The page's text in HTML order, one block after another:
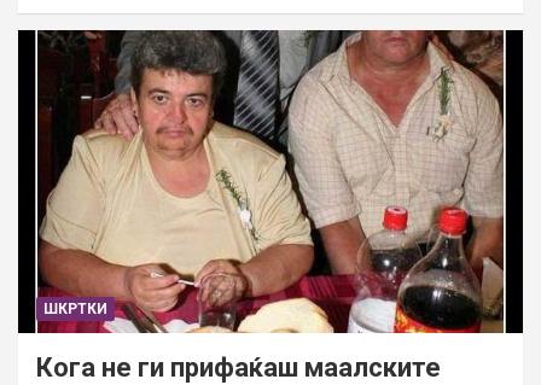
ШКРТКИ
Кога не ги прифаќаш маалските